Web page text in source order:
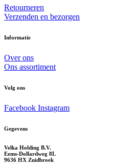
Retourneren
Verzenden en bezorgen
Informatie
Over ons
Ons assortiment
Volg ons
Facebook Instagram
Gegevens
Velka Holding B.V.
Eems-Dollardweg 8L
9636 HX Zuidbroek